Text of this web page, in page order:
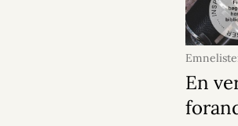
april 2026
En